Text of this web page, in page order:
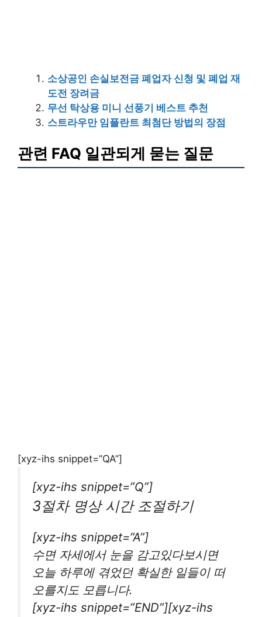
소상공인 손실보전금 폐업자 신청 및 폐업 재
도전 장려금
무선 탁상용 미니 선풍기 베스트 추천
스트라우만 임플란트 최첨단 방법의 장점
관련 FAQ 일관되게 묻는 질문
[xyz-ihs snippet=”QA”]
[xyz-ihs snippet=”Q”]
3절차 명상 시간 조절하기
[xyz-ihs snippet=”A”]
수면 자세에서 눈을 감고있다보시면
오늘 하루에 겪었던 확실한 일들이 떠
오를지도 모릅니다.
[xyz-ihs snippet=”END”][xyz-ihs